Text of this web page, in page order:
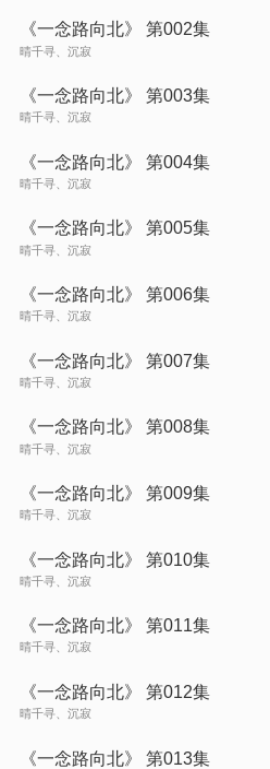
《一念路向北》 第002集
晴千寻、沉寂
《一念路向北》 第003集
晴千寻、沉寂
《一念路向北》 第004集
晴千寻、沉寂
《一念路向北》 第005集
晴千寻、沉寂
《一念路向北》 第006集
晴千寻、沉寂
《一念路向北》 第007集
晴千寻、沉寂
《一念路向北》 第008集
晴千寻、沉寂
《一念路向北》 第009集
晴千寻、沉寂
《一念路向北》 第010集
晴千寻、沉寂
《一念路向北》 第011集
晴千寻、沉寂
《一念路向北》 第012集
晴千寻、沉寂
《一念路向北》 第013集